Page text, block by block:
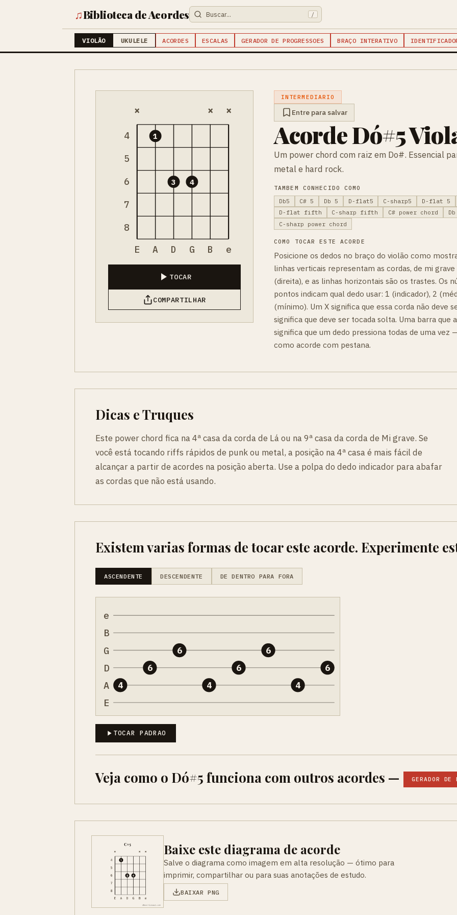
♫Biblioteca de Acordes /
VIOLÃO UKULELE ACORDES ESCALAS GERADOR DE PROGRESSOES BRAÇO INTERATIVO
4
5
6
7
8
× × ×
1
3 4
E A D G B e
TOCAR
COMPARTILHAR
INTERMEDIARIO
Entre para salvar
Acorde Dó#5
Um power chord com raiz em Do#. Essencial
metal e hard rock.
TAMBEM CONHECIDO COMO
Db5
C# 5 Db 5 D-flat5 C-sharp5
D-flat 5
D-flat fifth
C-sharp fifth C# power chord
C-sharp power chord
COMO TOCAR ESTE ACORDE
Posicione os dedos no braço do violão como
linhas verticais representam as cordas, de mi
(direita), e as linhas horizontais são os trastes. Os
pontos indicam qual dedo usar: 1 (indicador), 2
(mínimo). Um X significa que essa corda não deve
significa que deve ser tocada solta. Uma barra que
significa que um dedo pressiona todas de uma vez
como acorde com pestana.
Dicas e Truques
Este power chord fica na 4ª casa da corda de Lá ou na 9ª casa da corda de Mi grave. Se
você está tocando riffs rápidos de punk ou metal, a posição na 4ª casa é mais fácil de
alcançar a partir de acordes na posição aberta. Use a polpa do dedo indicador para abafar
as cordas que não está usando.
Existem varias formas de tocar este acorde. Experimente
ASCENDENTE DESCENDENTE DE DENTRO PARA FORA
e
B
G
D
A
E
4
6
6
4
6
6
4
6
TOCAR PADRAO
Veja como o Dó#5 funciona com outros acordes — GERADOR DE
Baixe este diagrama de acorde
Salve o diagrama como imagem em alta resolução — ótimo para
imprimir, compartilhar ou para suas anotações de estudo.
BAIXAR PNG